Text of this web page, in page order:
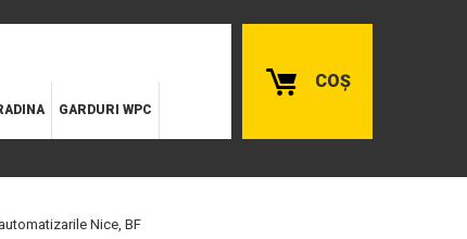
GARDURI WPC
COȘ
Nice, BF